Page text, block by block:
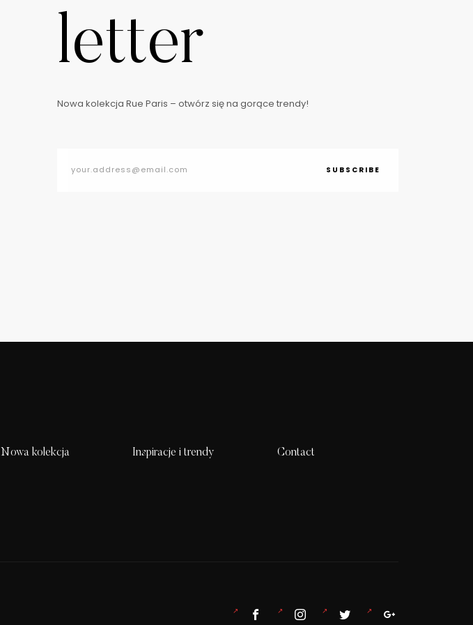
letter
Nowa kolekcja Rue Paris – otwórz się na gorące trendy!
SUBSCRIBE
Nowa kolekcja Inspiracje i trendy Contact